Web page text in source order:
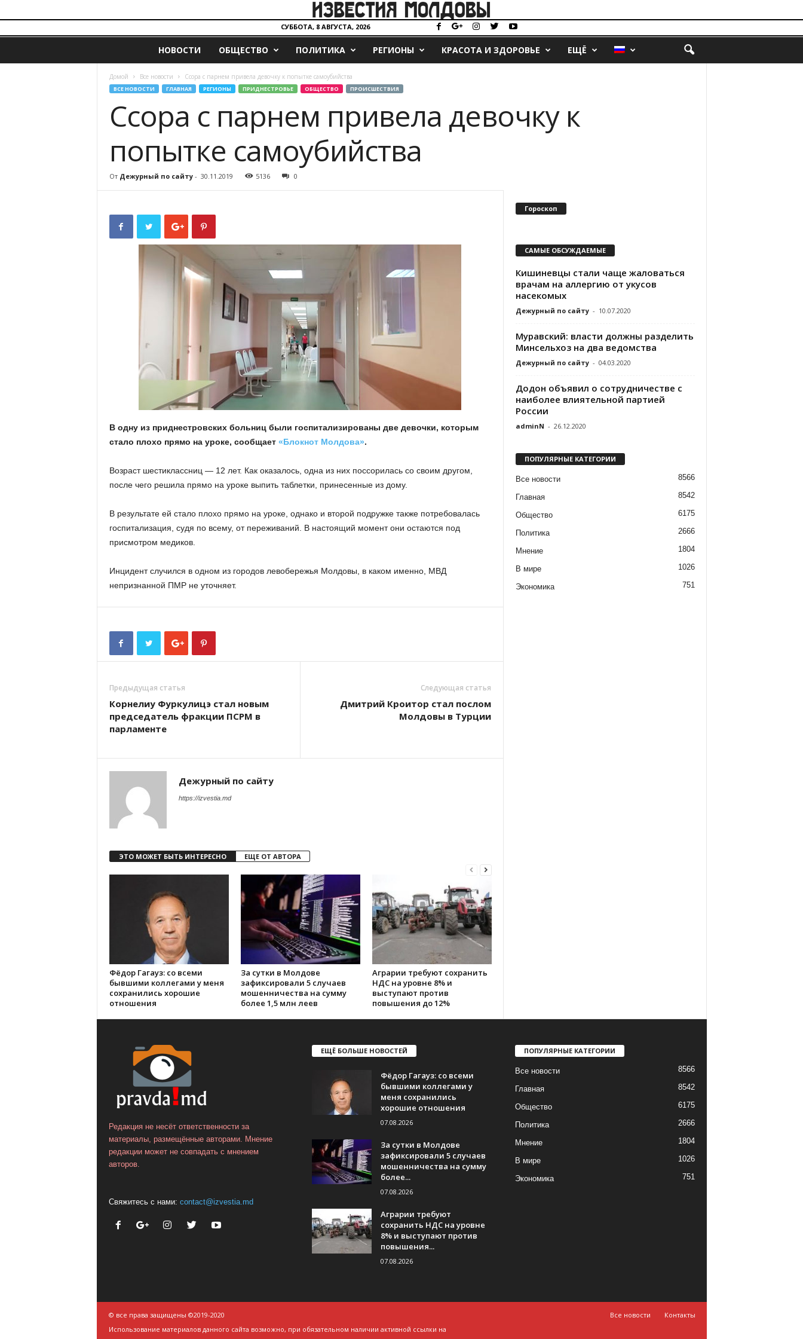
z
e
СУББОТА, 8 АВГУСТА, 2026
НОВОСТИ ОБЩЕСТВО ПОЛИТИКА РЕГИОНЫ КРАСОТА И ЗДОРОВЬЕ ЕЩЁ
Домой Все новости Ссора с парнем привела девочку к попытке самоубийства
ВСЕ НОВОСТИ ГЛАВНАЯ РЕГИОНЫ ПРИДНЕСТРОВЬЕ ОБЩЕСТВО ПРОИСШЕСТВИЯ
Ссора с парнем привела девочку к
попытке самоубийства
От Дежурный по сайту- 30.11.2019 5136 0
В одну из приднестровских больниц были госпитализированы две девочки, которым
стало плохо прямо на уроке, сообщает «Блокнот Молдова».
Возраст шестиклассниц — 12 лет. Как оказалось, одна из них поссорилась со своим другом,
после чего решила прямо на уроке выпить таблетки, принесенные из дому.
В результате ей стало плохо прямо на уроке, однако и второй подружке также потребовалась
госпитализация, судя по всему, от переживаний. В настоящий момент они остаются под
присмотром медиков.
Инцидент случился в одном из городов левобережья Молдовы, в каком именно, МВД
непризнанной ПМР не уточняет.
Предыдущая статья
Корнелиу Фуркулицэ стал новым
председатель фракции ПСРМ в
парламенте
Следующая статья
Дмитрий Кроитор стал послом
Молдовы в Турции
Дежурный по сайту
https://izvestia.md
ЭТО МОЖЕТ БЫТЬ ИНТЕРЕСНО ЕЩЕ ОТ АВТОРА
Фёдор Гагауз: со всеми
бывшими коллегами у меня
сохранились хорошие
отношения
За сутки в Молдове
зафиксировали 5 случаев
мошенничества на сумму
более 1,5 млн леев
Аграрии требуют сохранить
НДС на уровне 8% и
выступают против
повышения до 12%
Гороскоп
САМЫЕ ОБСУЖДАЕМЫЕ
Кишиневцы стали чаще жаловаться
врачам на аллергию от укусов
насекомых
Дежурный по сайту - 10.07.2020
Муравский: власти должны разделить
Минсельхоз на два ведомства
Дежурный по сайту - 04.03.2020
Додон объявил о сотрудничестве с
наиболее влиятельной партией
России
adminN - 26.12.2020
ПОПУЛЯРНЫЕ КАТЕГОРИИ
Все новости 8566
Главная 8542
Общество 6175
Политика 2666
Мнение 1804
В мире 1026
Экономика 751
Редакция не несёт ответственности за
материалы, размещённые авторами. Мнение
редакции может не совпадать с мнением
авторов.
Свяжитесь с нами: contact@izvestia.md
ЕЩЁ БОЛЬШЕ НОВОСТЕЙ
Фёдор Гагауз: со всеми
бывшими коллегами у
меня сохранились
хорошие отношения
07.08.2026
За сутки в Молдове
зафиксировали 5 случаев
мошенничества на сумму
более...
07.08.2026
Аграрии требуют
сохранить НДС на уровне
8% и выступают против
повышения...
07.08.2026
ПОПУЛЯРНЫЕ КАТЕГОРИИ
Все новости 8566
Главная 8542
Общество 6175
Политика 2666
Мнение 1804
В мире 1026
Экономика 751
Все новости Контакты
© все права защищены ©2019-2020
Использование материалов данного сайта возможно, при обязательном наличии активной ссылки на